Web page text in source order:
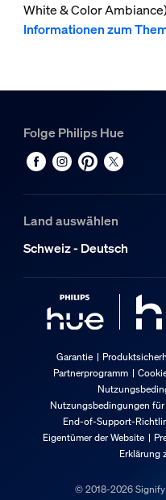
White & Color
Informationen zum
Folge Philips Hue
Land auswählen
Schweiz - Deutsch
Garantie
Partnerprogramm
Nutzungsbedingungen für
End-of-Support-
Eigentümer der Website
Erklärung
© 2018-2026